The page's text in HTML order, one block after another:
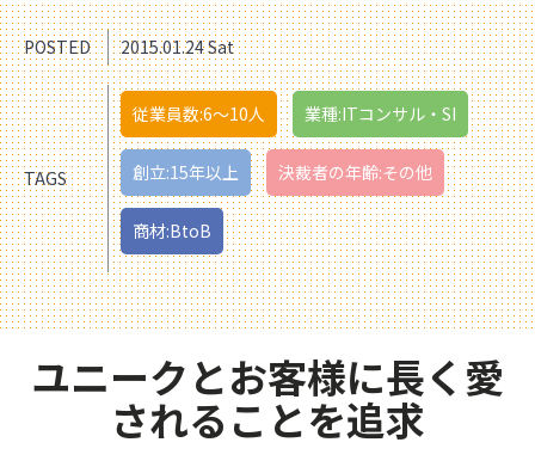
POSTED 2015.01.24 Sat
TAGS
従業員数:6～10人 業種:ITコンサル・SI
創立:15年以上 決裁者の年齢:その他
商材:BtoB
ユニークとお客様に長く愛
されることを追求